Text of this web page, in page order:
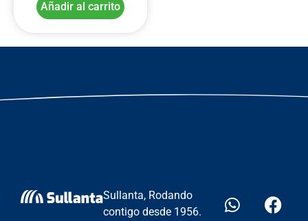
Añadir al carrito
Sullanta, Rodando
contigo desde 1956.